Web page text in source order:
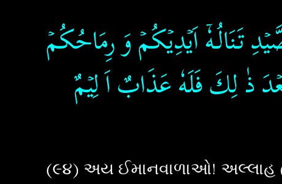
تَنَالُـهٗۤ اَيۡدِيۡكُمۡ وَ رِمَاحُكُمۡ
ذٰ لِكَ فَلَهٗ عَذَابٌ اَ لِيۡمٌ‏
(૯૪) અય ઈમાનવાળાઓ! અલ્લાહ